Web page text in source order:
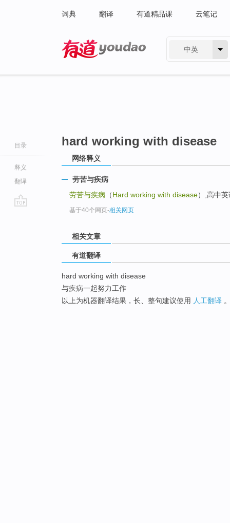
词典 翻译 有道精品课 云笔记
中英
目录
释义
翻译
hard working with disease
网络释义
劳苦与疾病
劳苦与疾病 （Hard working with disease）,高中
基于40个网页-相关网页
相关文章
有道翻译
hard working with disease
与疾病一起努力工作
以上为机器翻译结果，长、整句建议使用 人工翻译